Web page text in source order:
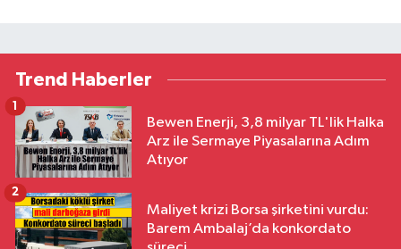
Trend Haberler
Bewen Enerji, 3,8 milyar TL'lik Halka
Arz ile Sermaye Piyasalarına Adım
Atıyor
1
Maliyet krizi Borsa şirketini vurdu:
Barem Ambalaj’da konkordato
2